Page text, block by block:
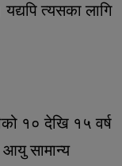
त्यसका लागि
१० देखि १५ वर्ष
सामान्य